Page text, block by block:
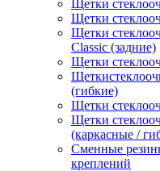
Щетки
Щетки
Щетки
Classic (задние)
Щетки
(гибкие)
Щетки
Щетки
(каркасные /
Сменные
креплений